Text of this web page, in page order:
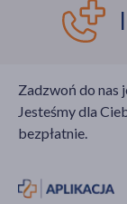
Zadzwoń do nas
Jesteśmy dla
bezpłatnie.